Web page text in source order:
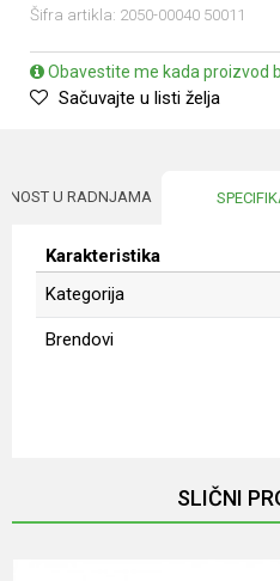
Šifra artikla: 2050-00040 50011
Obavestite me kada proizvod
Sačuvajte u listi želja
U RADNJAMA
Karakteristika
Kategorija
Brendovi
SLIČNI